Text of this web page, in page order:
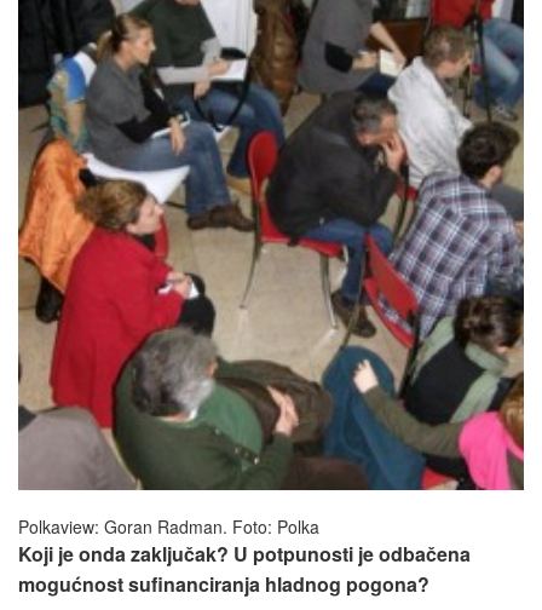
Polkaview: Goran Radman. Foto: Polka
Koji je onda zaključak? U potpunosti je odbačena
mogućnost sufinanciranja hladnog pogona?